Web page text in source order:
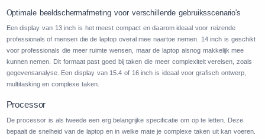
Optimale beeldschermafmeting voor verschillende gebruiksscenario's
Een display van 13 inch is het meest compact en daarom ideaal voor reizende
professionals of mensen die de laptop overal mee naartoe nemen. 14 inch is geschikt
voor professionals die meer ruimte wensen, maar de laptop alsnog makkelijk mee
kunnen nemen. Dit formaat past goed bij taken die meer complexiteit vereisen, zoals
gegevensanalyse. Een display van 15.4 of 16 inch is ideaal voor grafisch ontwerp,
multitasking en complexe taken.
Processor
De processor is als tweede een erg belangrijke specificatie om op te letten. Deze
bepaalt de snelheid van de laptop en in welke mate je complexe taken uit kan voeren.